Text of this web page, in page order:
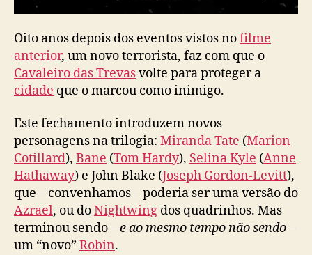
Oito anos depois dos eventos vistos nofilme
anterior, um novo terrorista, faz com que o
Cavaleiro das Trevasvolte para proteger a
cidade que o marcou como inimigo.
Este fechamento introduzem novos
personagens na trilogia: Miranda Tate (Marion
Cotillard), Bane (Tom Hardy), Selina Kyle (Anne
Hathaway) e John Blake (Joseph Gordon-Levitt),
que – convenhamos – poderia ser uma versão do
Azrael, ou doNightwing dos quadrinhos. Mas
terminou sendo –e ao mesmo tempo não sendo–
um “novo” Robin.